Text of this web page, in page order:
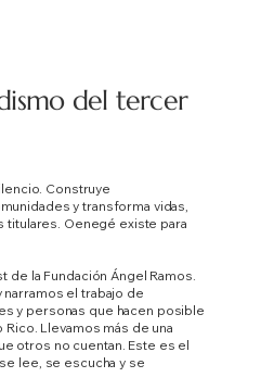
del tercer
Construye
y transforma vidas,
titulares. Oenegé existe para
de la Fundación Ángel Ramos.
el trabajo de
y personas que hacen posible
Llevamos más de una
otros no cuentan. Este es el
lee, se escucha y se